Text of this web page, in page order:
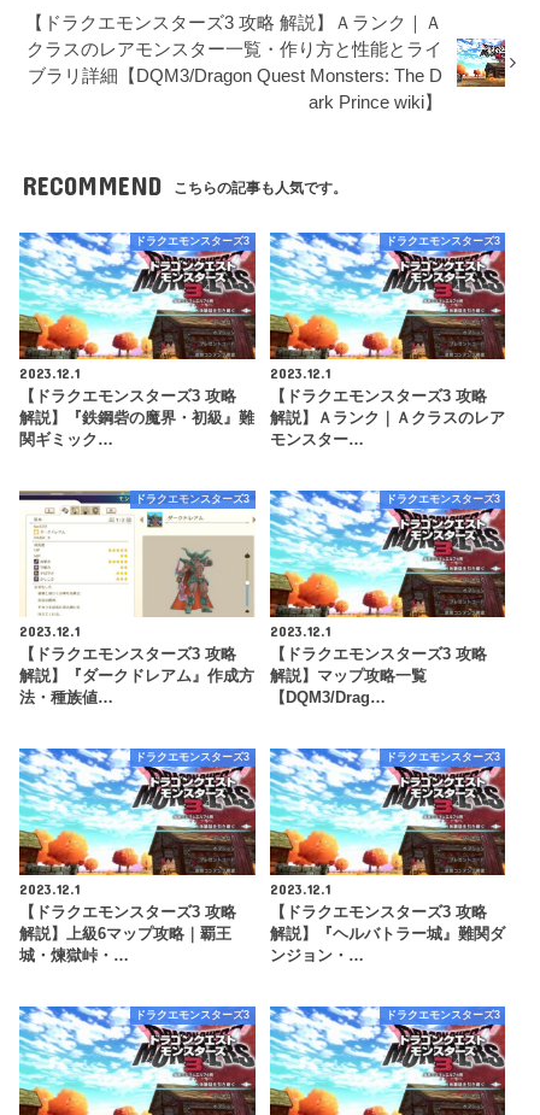
【ドラクエモンスターズ3 攻略 解説】Ａランク｜Ａ
クラスのレアモンスター一覧・作り方と性能とライ
ブラリ詳細【DQM3/Dragon Quest Monsters: The D
ark Prince wiki】
RECOMMEND こちらの記事も人気です。
ドラクエモンスターズ3
2023.12.1
【ドラクエモンスターズ3 攻略
解説】『鉄鋼砦の魔界・初級』難
関ギミック…
ドラクエモンスターズ3
2023.12.1
【ドラクエモンスターズ3 攻略
解説】Ａランク｜Ａクラスのレア
モンスター…
ドラクエモンスターズ3
2023.12.1
【ドラクエモンスターズ3 攻略
解説】『ダークドレアム』作成方
法・種族値…
ドラクエモンスターズ3
2023.12.1
【ドラクエモンスターズ3 攻略
解説】マップ攻略一覧
【DQM3/Drag…
ドラクエモンスターズ3
2023.12.1
【ドラクエモンスターズ3 攻略
解説】上級6マップ攻略｜覇王
城・煉獄峠・…
ドラクエモンスターズ3
2023.12.1
【ドラクエモンスターズ3 攻略
解説】『ヘルバトラー城』難関ダ
ンジョン・…
ドラクエモンスターズ3 ドラクエモンスターズ3